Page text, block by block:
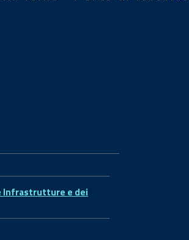
Infrastrutture e dei